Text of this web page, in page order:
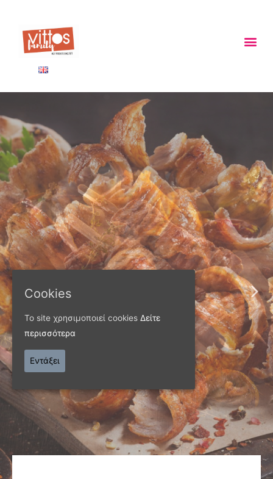
ΠΑΝΩ ΑΠΟ 40 ΧΡΟΝΙΑ
Παράγουμε προϊόντα
Γνωρίστε μας
Cookies
Το site χρησιμοποιεί cookies Δείτε
περισσότερα
Εντάξει